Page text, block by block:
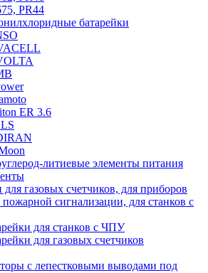
PR44
батарейки
ER 3.6
литиевые элементы питания
для газовых счетчиков, для приборов
пожарной сигнализации, для станков с
для станков с ЧПУ
для газовых счетчиков
с лепестковыми выводами под